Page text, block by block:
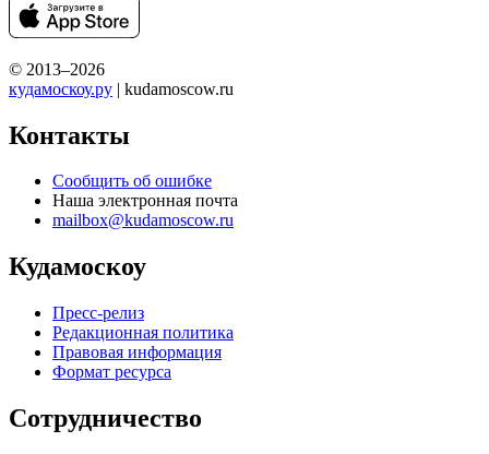
© 2013–2026
кудамоскоу.ру | kudamoscow.ru
Контакты
Сообщить об ошибке
Наша электронная почта
mailbox@kudamoscow.ru
Кудамоскоу
Пресс-релиз
Редакционная политика
Правовая информация
Формат ресурса
Сотрудничество